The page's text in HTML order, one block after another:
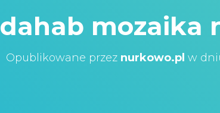
dahab mozaika
Opublikowane przez nurkowo.pl w